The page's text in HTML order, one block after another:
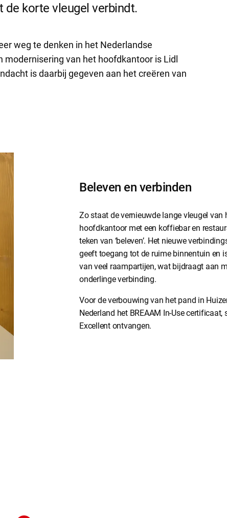
de korte vleugel verbindt.
weg te denken in het Nederlandse
van het hoofdkantoor is Lidl
is daarbij gegeven aan het creëren van
Beleven en verbinden
Zo staat de vernieuwde lange vleugel van
hoofdkantoor met een koffiebar en
teken van ‘beleven’. Het nieuwe
geeft toegang tot de ruime binnentuin en
van veel raampartijen, wat bijdraagt aan
onderlinge verbinding.
Voor de verbouwing van het pand in
Nederland het BREAAM In-Use certificaat,
Excellent ontvangen.